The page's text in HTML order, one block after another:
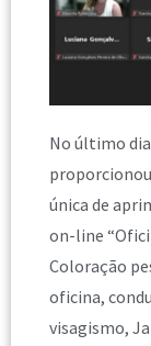
No último
única de
on-line
Coloração
oficina,
visagismo,